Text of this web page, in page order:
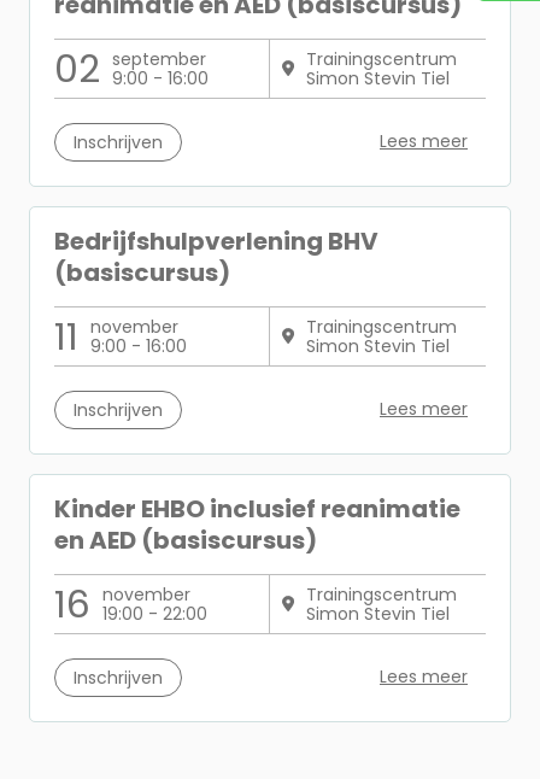
02 september
9:00 - 16:00
Trainingscentrum
Simon Stevin Tiel
Inschrijven Lees meer
Bedrijfshulpverlening BHV
(basiscursus)
11
november
9:00 - 16:00
Trainingscentrum
Simon Stevin Tiel
Inschrijven Lees meer
Kinder EHBO inclusief reanimatie
en AED (basiscursus)
16 november
19:00 - 22:00
Trainingscentrum
Simon Stevin Tiel
Inschrijven Lees meer